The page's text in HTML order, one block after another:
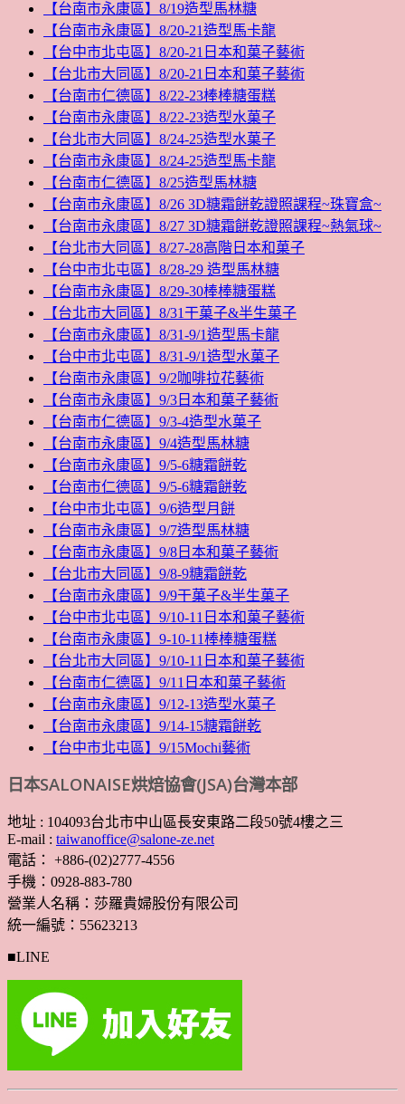
【台南市永康區】8/19造型馬林糖
【台南市永康區】8/20-21造型馬卡龍
【台中市北屯區】8/20-21日本和菓子藝術
【台北市大同區】8/20-21日本和菓子藝術
【台南市仁德區】8/22-23棒棒糖蛋糕
【台南市永康區】8/22-23造型水菓子
【台北市大同區】8/24-25造型水菓子
【台南市永康區】8/24-25造型馬卡龍
【台南市仁德區】8/25造型馬林糖
【台南市永康區】8/26 3D糖霜餅乾證照課程~珠寶盒~
【台南市永康區】8/27 3D糖霜餅乾證照課程~熱氣球~
【台北市大同區】8/27-28高階日本和菓子
【台中市北屯區】8/28-29 造型馬林糖
【台南市永康區】8/29-30棒棒糖蛋糕
【台北市大同區】8/31干菓子&半生菓子
【台南市永康區】8/31-9/1造型馬卡龍
【台中市北屯區】8/31-9/1造型水菓子
【台南市永康區】9/2咖啡拉花藝術
【台南市永康區】9/3日本和菓子藝術
【台南市仁德區】9/3-4造型水菓子
【台南市永康區】9/4造型馬林糖
【台南市永康區】9/5-6糖霜餅乾
【台南市仁德區】9/5-6糖霜餅乾
【台中市北屯區】9/6造型月餅
【台南市永康區】9/7造型馬林糖
【台南市永康區】9/8日本和菓子藝術
【台北市大同區】9/8-9糖霜餅乾
【台南市永康區】9/9干菓子&半生菓子
【台中市北屯區】9/10-11日本和菓子藝術
【台南市永康區】9-10-11棒棒糖蛋糕
【台北市大同區】9/10-11日本和菓子藝術
【台南市仁德區】9/11日本和菓子藝術
【台南市永康區】9/12-13造型水菓子
【台南市永康區】9/14-15糖霜餅乾
【台中市北屯區】9/15Mochi藝術
日本SALONAISE烘焙協會(JSA)台灣本部
地址 : 104093台北市中山區長安東路二段50號4樓之三
E-mail : taiwanoffice@salone-ze.net
電話： +886-(02)2777-4556
手機：0928-883-780
營業人名稱：莎羅貴婦股份有限公司
統一編號：55623213
■LINE